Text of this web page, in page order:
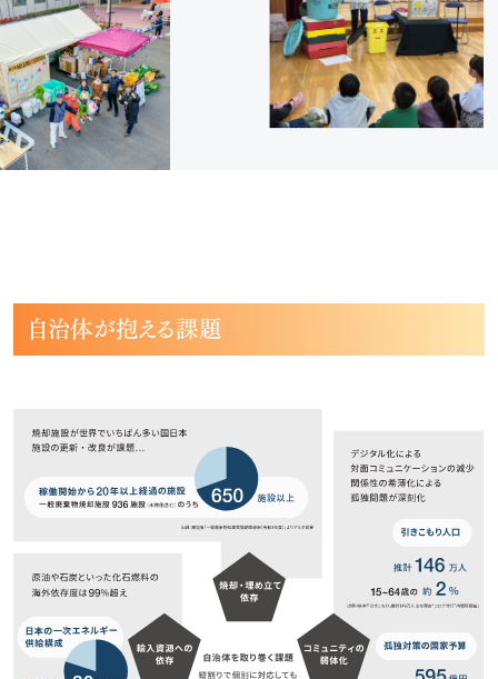
サーキュラーエコノミー
カーボンニュートラル
ネイチャーポジティブ
サステナビリティ教育・研修
スマートファクトリー
リサイクル製品と製造フロー
取扱可能な廃棄物一覧
循環資源製造所拠点一覧
処理委託先の選定
自治体が抱える課題